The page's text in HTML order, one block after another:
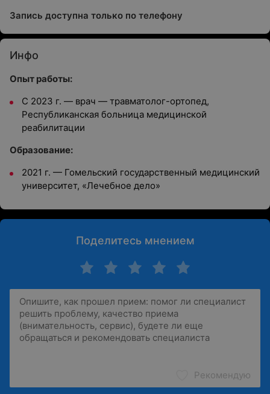
Запись доступна только по телефону
Инфо
Опыт работы:
С 2023 г. — врач — травматолог-ортопед,
Республиканская больница медицинской
реабилитации
Образование:
2021 г. — Гомельский государственный медицинский
университет, «Лечебное дело»
Поделитесь мнением
Рекомендую